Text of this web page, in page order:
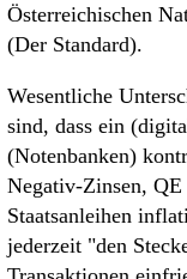
Österreichischen
(Der Standard).
Wesentliche
sind, dass ein
(Notenbanken)
Negativ-Zinsen,
Staatsanleihen
jederzeit "den